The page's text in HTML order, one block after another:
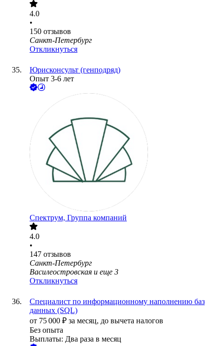
4.0
•
150 отзывов
Санкт-Петербург
Откликнуться
Юрисконсульт (генподряд)
Опыт 3-6 лет
Спектрум, Группа компаний
4.0
•
147 отзывов
Санкт-Петербург
Василеостровская и еще 3
Откликнуться
Специалист по информационному наполнению баз
данных (SQL)
от 75 000 ₽ за месяц, до вычета налогов
Без опыта
Выплаты: Два раза в месяц